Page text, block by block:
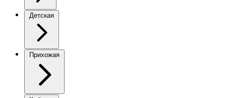
Детская
Прихожая